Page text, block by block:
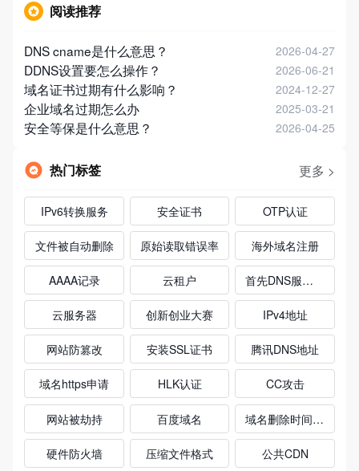
阅读推荐
DNS cname是什么意思？ 2026-04-27
DDNS设置要怎么操作？ 2026-06-21
域名证书过期有什么影响？ 2024-12-27
企业域名过期怎么办 2025-03-21
安全等保是什么意思？ 2026-04-25
热门标签 更多 >
IPv6转换服务 安全证书 OTP认证
文件被自动删除 原始读取错误率 海外域名注册
AAAA记录 云租户 首先DNS服务器
云服务器 创新创业大赛 IPv4地址
网站防篡改 安装SSL证书 腾讯DNS地址
域名https申请 HLK认证 CC攻击
网站被劫持 百度域名 域名删除时间查询
硬件防火墙 压缩文件格式 公共CDN